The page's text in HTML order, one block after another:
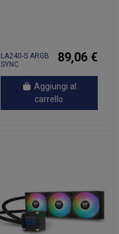
LA240-S ARGB
SYNC
89,06 €
Aggiungi al
carrello